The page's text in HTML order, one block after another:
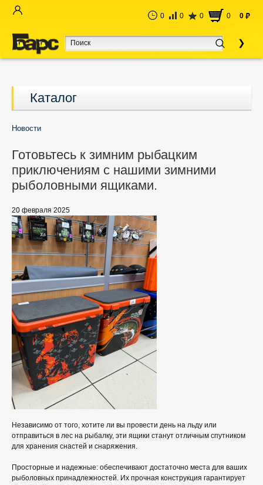
0 0 0 0 0 руб
Каталог
Новости
Готовьтесь к зимним рыбацким
приключениям с нашими зимними
рыболовными ящиками.
20 февраля 2025
Независимо от того, хотите ли вы провести день на льду или
отправиться в лес на рыбалку, эти ящики станут отличным спутником
для хранения снастей и снаряжения.
Просторные и надежные: обеспечивают достаточно места для ваших
рыболовных принадлежностей. Их прочная конструкция гарантирует